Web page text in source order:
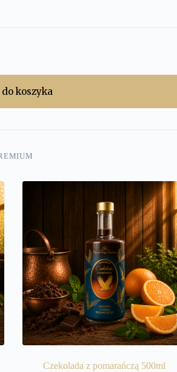
koszyka
Czekolada z pomarańczą 500ml